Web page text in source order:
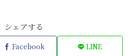
シェアする
Facebook LINE